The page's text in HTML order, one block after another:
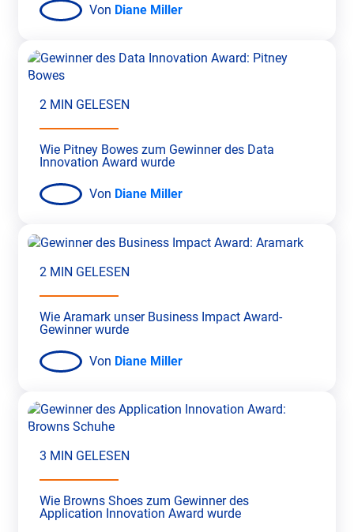
Von Diane Miller
2 MIN GELESEN
Wie Pitney Bowes zum Gewinner des Data
Innovation Award wurde
Von Diane Miller
2 MIN GELESEN
Wie Aramark unser Business Impact Award-
Gewinner wurde
Von Diane Miller
3 MIN GELESEN
Wie Browns Shoes zum Gewinner des
Application Innovation Award wurde